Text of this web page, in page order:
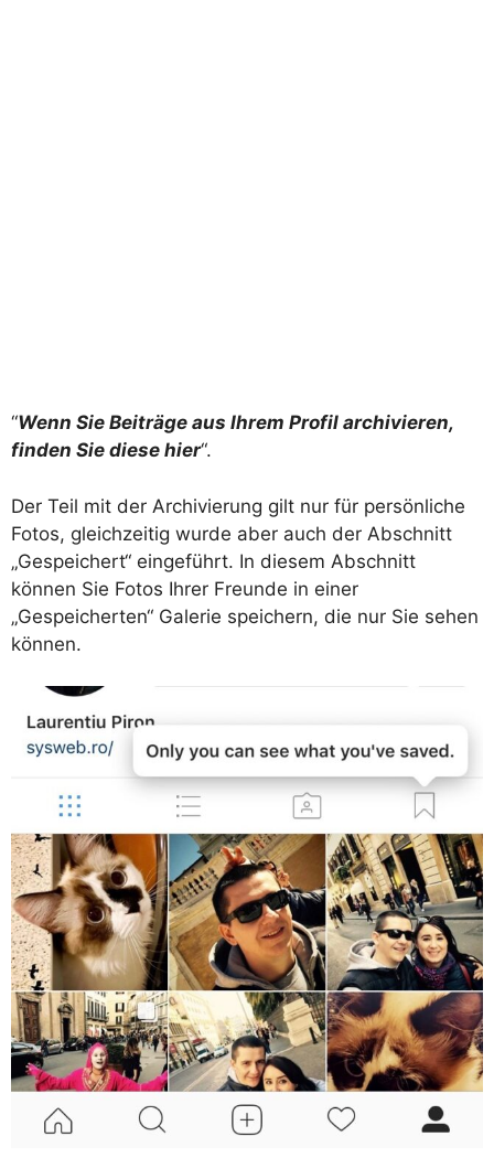
“Wenn Sie Beiträge aus Ihrem Profil archivieren,
finden Sie diese hier“.
Der Teil mit der Archivierung gilt nur für persönliche
Fotos, gleichzeitig wurde aber auch der Abschnitt
„Gespeichert“ eingeführt. In diesem Abschnitt
können Sie Fotos Ihrer Freunde in einer
„Gespeicherten“ Galerie speichern, die nur Sie sehen
können.